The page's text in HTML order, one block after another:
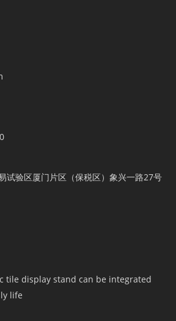
试验区厦门片区（保税区）象兴一路27号
tile display stand can be integrated
life